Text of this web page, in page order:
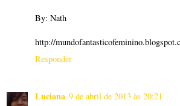
By: Nath
http://
Responder
Luciana 9 de abril de 2013 às 20:21